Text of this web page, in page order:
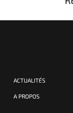
ACTUALITÉS
A PROPOS